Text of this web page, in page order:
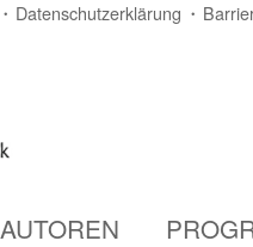
Datenschutzerklärung
AUTOREN